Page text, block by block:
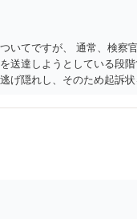
いてですが、 通常、検察
送達しようとしている段
げ隠れし、そのため起訴
止するわけではありませ
部分ではややハードルが
方の住所等が特定できてい
求や貸金返還請求等により
られますが、結局は相手方
す。